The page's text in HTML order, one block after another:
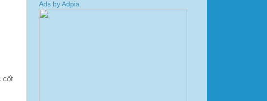
cốt
Ads by Adpia